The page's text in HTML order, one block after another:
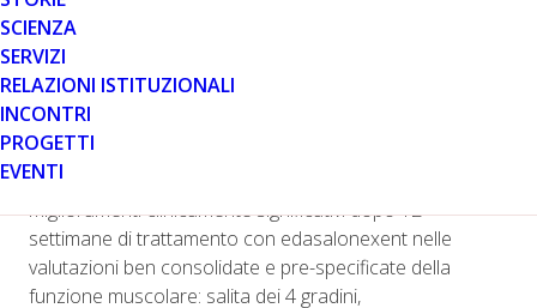
SCIENZA
SERVIZI
RELAZIONI ISTITUZIONALI
INCONTRI
PROGETTI
EVENTI
orale che non è stato approvato dalla statunitense
Food and Drug Administration. Per maggiori
informazioni, visita il sito web www.catabasis.com.
Osservati diversi miglioramenti nelle valutazioni
della funzione muscolare nei ragazzi trattati con
edasalonexent nel trial di fase 2 MoveDMD.
Nella fase 2 del trial MoveDMD sono stati osservati
miglioramenti clinicamente significativi dopo 12
settimane di trattamento con edasalonexent nelle
valutazioni ben consolidate e pre-specificate della
funzione muscolare: salita dei 4 gradini,